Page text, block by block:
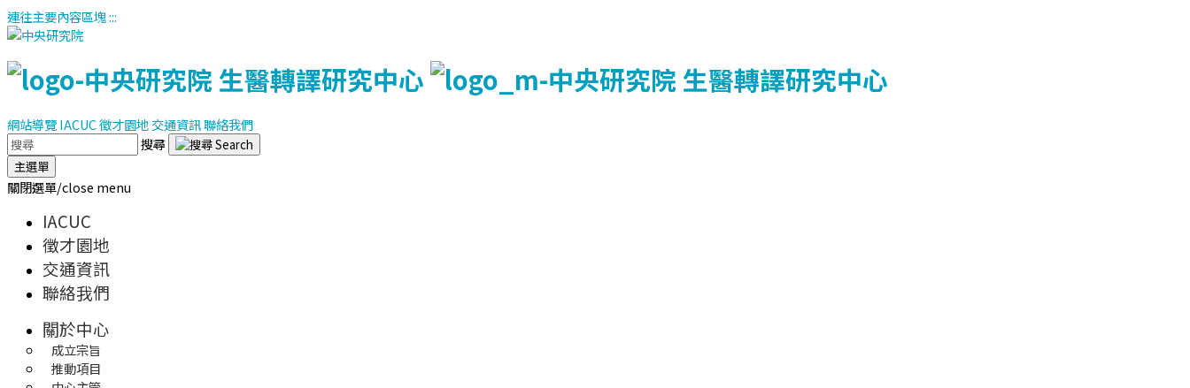
連往主要內容區塊:::
網站導覽IACUC徵才園地交通資訊聯絡我們
搜尋
主選單
關閉選單/close menu
IACUC
徵才園地
交通資訊
聯絡我們
關於中心
成立宗旨
推動項目